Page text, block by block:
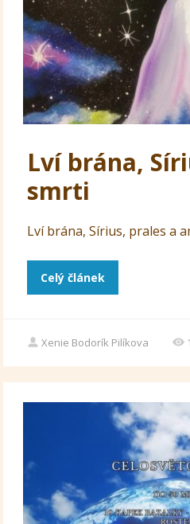
Lví brána,
smrti
Lví brána, Sírius, prales a
Celý článek
Xenie Bodorík Pilíkova